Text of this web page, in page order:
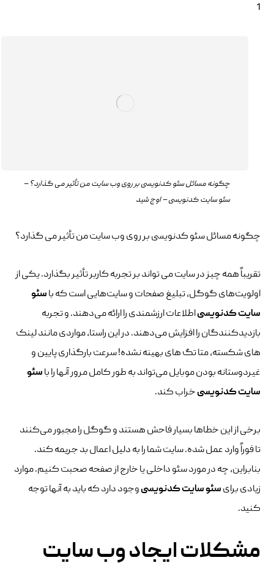
1
چگونه مسائل سئو کدنویسی بر روی وب سایت من تأثیر می گذارد؟ –
سئو سایت کدنویسی – اوج شید
چگونه مسائل سئو کدنویسی بر روی وب سایت من تأثیر می گذارد؟
تقریباً همه چیز در سایت می تواند بر تجربه کاربر تأثیر بگذارد. یکی از
اولویت‌های گوگل، تبلیغ صفحات و سایت‌هایی است که باسئو
سایت کدنویسیاطلاعات ارزشمندی را ارائه می‌دهند. و تجربه
بازدیدکنندگان را افزایش می‌دهند. در این راستا، مواردی مانند لینک
های شکسته، متا تگ های بهینه نشده! سرعت بارگذاری پایین و
غیردوستانه بودن موبایل می‌تواند به طور کامل مرور آنها را باسئو
سایت کدنویسیخراب کند.
برخی از این خطاها بسیار فاحش هستند و گوگل را مجبور می‌کنند
تا فوراً وارد عمل شده. سایت شما را به دلیل اعمال بد جریمه کند.
بنابراین، چه در مورد سئو داخلی یا خارج از صفحه صحبت کنیم. موارد
زیادی برایسئو سایت کدنویسیوجود دارد که باید به آنها توجه
کنید.
مشکلات ایجاد وب سایت